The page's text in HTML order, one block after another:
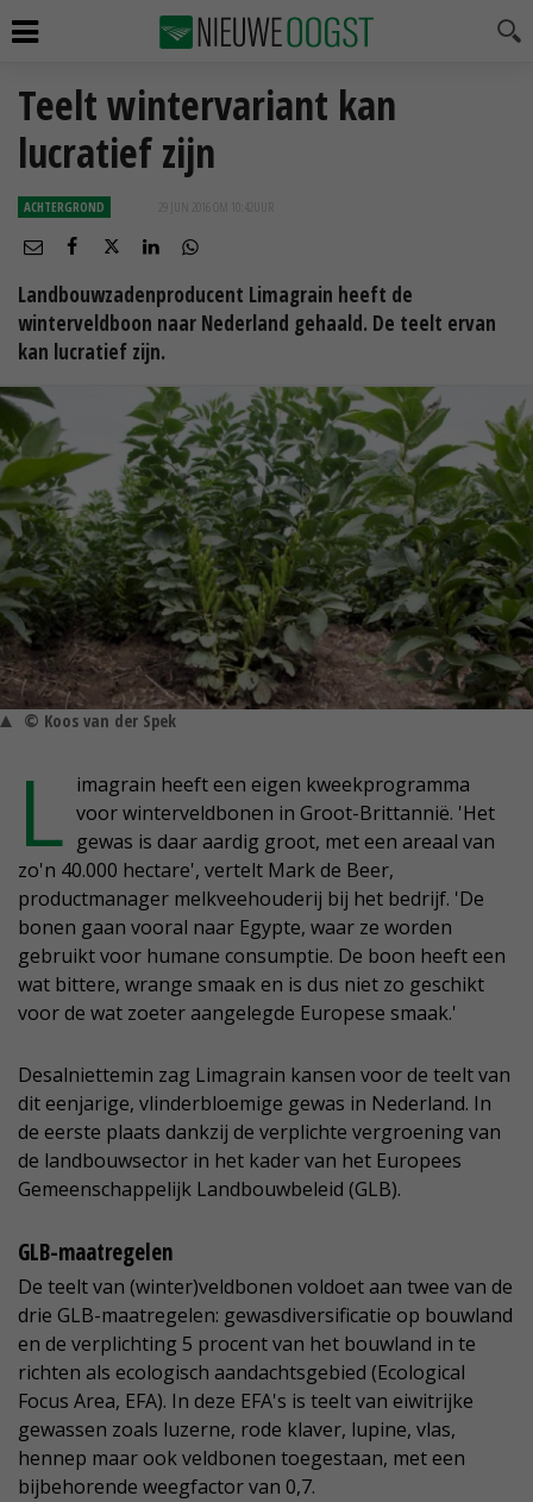
Teelt wintervariant kan
lucratief zijn
ACHTERGROND 29 JUN 2016 OM 10:42
Landbouwzadenproducent Limagrain heeft de
winterveldboon naar Nederland gehaald. De teelt ervan
kan lucratief zijn.
© Koos van der Spek
L imagrain heeft een eigen kweekprogramma
voor winterveldbonen in Groot-Brittannië. 'Het
gewas is daar aardig groot, met een areaal van
zo'n 40.000 hectare', vertelt Mark de Beer,
productmanager melkveehouderij bij het bedrijf. 'De
bonen gaan vooral naar Egypte, waar ze worden
gebruikt voor humane consumptie. De boon heeft een
wat bittere, wrange smaak en is dus niet zo geschikt
voor de wat zoeter aangelegde Europese smaak.'
Desalniettemin zag Limagrain kansen voor de teelt van
dit eenjarige, vlinderbloemige gewas in Nederland. In
de eerste plaats dankzij de verplichte vergroening van
de landbouwsector in het kader van het Europees
Gemeenschappelijk Landbouwbeleid (GLB).
GLB-maatregelen
De teelt van (winter)veldbonen voldoet aan twee van de
drie GLB-maatregelen: gewasdiversificatie op bouwland
en de verplichting 5 procent van het bouwland in te
richten als ecologisch aandachtsgebied (Ecological
Focus Area, EFA). In deze EFA's is teelt van eiwitrijke
gewassen zoals luzerne, rode klaver, lupine, vlas,
hennep maar ook veldbonen toegestaan, met een
bijbehorende weegfactor van 0,7.